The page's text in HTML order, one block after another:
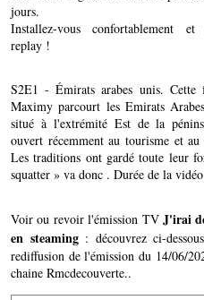
jours.
Installez-vous confortablement
replay !
S2E1 - Émirats arabes unis. Cette
Maximy parcourt les Emirats
situé à l'extrémité Est de la
ouvert récemment au tourisme et au
Les traditions ont gardé toute leur
squatter » va donc . Durée de la
Voir ou revoir l'émission TV J'irai
en steaming: découvrez ci-
rediffusion de l'émission du 14/06/
chaine Rmcdecouverte..